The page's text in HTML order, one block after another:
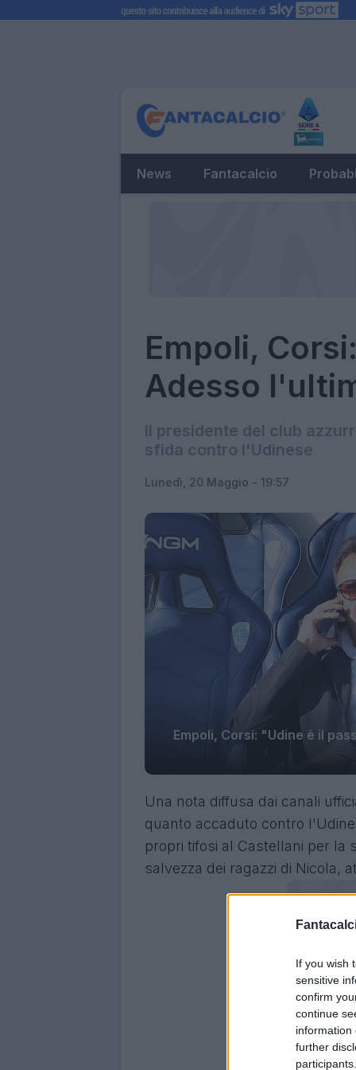
If you wish
sensitive
confirm
continue
information
further
News Fantacalcio
Empoli,
Adesso
Il presidente del club
sfida contro l'Udinese
Lunedì, 20 Maggio - 19:57
Empoli, Corsi: "Udine è il
Una nota diffusa dai canali
quanto accaduto contro
propri tifosi al Castellani per la
salvezza dei ragazzi di Nicola,